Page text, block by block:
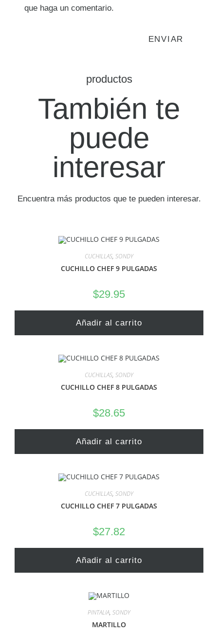
que haga un comentario.
productos
También te
puede
interesar
Encuentra más productos que te pueden interesar.
CUCHILLAS, SONDY
CUCHILLO CHEF 9 PULGADAS
$29.95
Añadir al carrito
CUCHILLAS, SONDY
CUCHILLO CHEF 8 PULGADAS
$28.65
Añadir al carrito
CUCHILLAS, SONDY
CUCHILLO CHEF 7 PULGADAS
$27.82
Añadir al carrito
PINTALIA, SONDY
MARTILLO